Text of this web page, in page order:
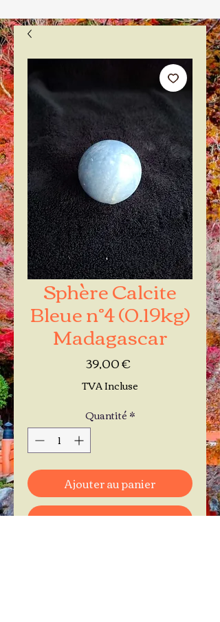
Sphère Calcite
Bleue n°4 (0.19kg)
Madagascar
39,00 €Prix
TVA Incluse
Quantité*
Ajouter au panier
Commander et payer